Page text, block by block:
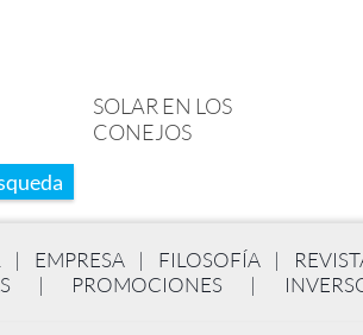
SOLAR EN LOS
CONEJOS
| EMPRESA | FILOSOFÍA |
| PROMOCIONES |